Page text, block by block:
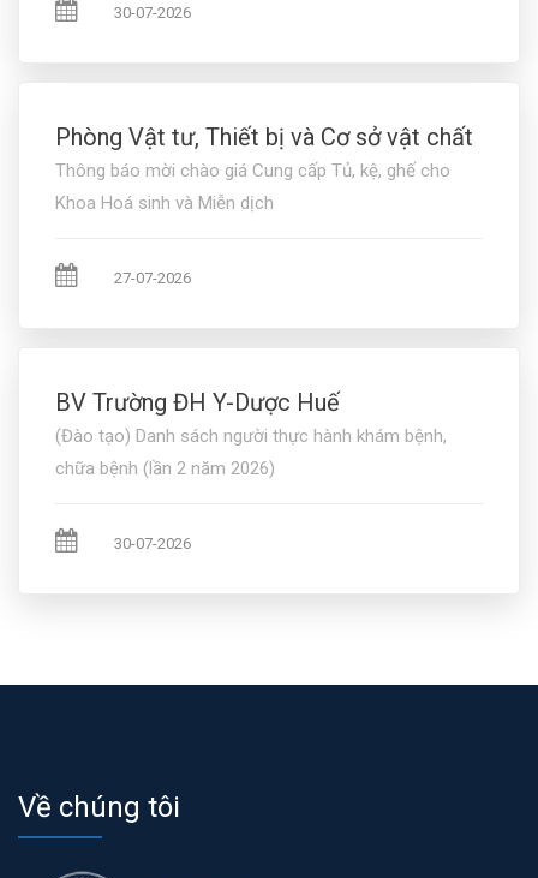
30-07-2026
Phòng Vật tư, Thiết bị và Cơ sở vật chất
Thông báo mời chào giá Cung cấp Tủ, kệ, ghế cho
Khoa Hoá sinh và Miễn dịch
27-07-2026
BV Trường ĐH Y-Dược Huế
(Đào tạo) Danh sách người thực hành khám bệnh,
chữa bệnh (lần 2 năm 2026)
30-07-2026
Về chúng tôi